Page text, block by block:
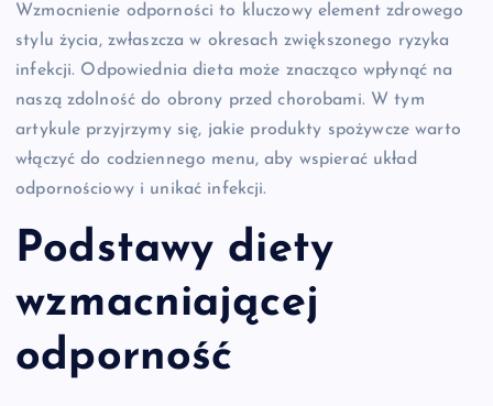
Wzmocnienie odporności to kluczowy element zdrowego
stylu życia, zwłaszcza w okresach zwiększonego ryzyka
infekcji. Odpowiednia dieta może znacząco wpłynąć na
naszą zdolność do obrony przed chorobami. W tym
artykule przyjrzymy się, jakie produkty spożywcze warto
włączyć do codziennego menu, aby wspierać układ
odpornościowy i unikać infekcji.
Podstawy diety
wzmacniającej
odporność